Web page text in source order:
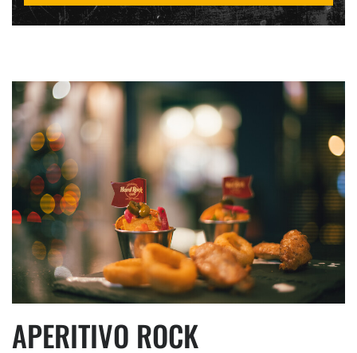
APERITIVO ROCK